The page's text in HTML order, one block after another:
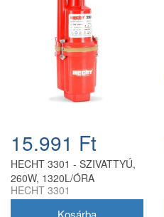
15.991 Ft
HECHT 3301 - SZIVATTYÚ,
260W, 1320L/ÓRA
HECHT 3301